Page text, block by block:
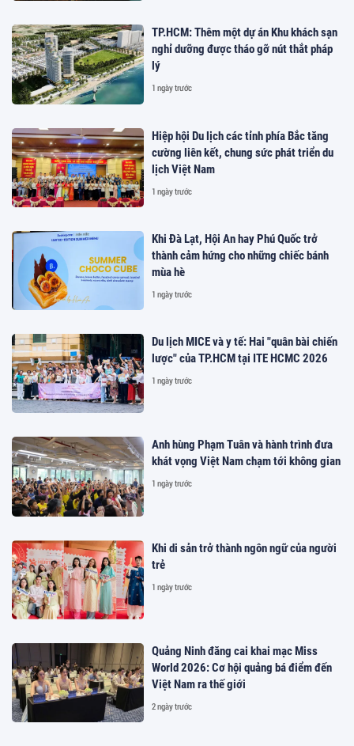
TP.HCM: Thêm một dự án Khu khách sạn
nghỉ dưỡng được tháo gỡ nút thắt pháp
lý
1 ngày trước
Hiệp hội Du lịch các tỉnh phía Bắc tăng
cường liên kết, chung sức phát triển du
lịch Việt Nam
1 ngày trước
Khi Đà Lạt, Hội An hay Phú Quốc trở
thành cảm hứng cho những chiếc bánh
mùa hè
1 ngày trước
Du lịch MICE và y tế: Hai "quân bài chiến
lược" của TP.HCM tại ITE HCMC 2026
1 ngày trước
Anh hùng Phạm Tuân và hành trình đưa
khát vọng Việt Nam chạm tới không gian
1 ngày trước
Khi di sản trở thành ngôn ngữ của người
trẻ
1 ngày trước
Quảng Ninh đăng cai khai mạc Miss
World 2026: Cơ hội quảng bá điểm đến
Việt Nam ra thế giới
2 ngày trước